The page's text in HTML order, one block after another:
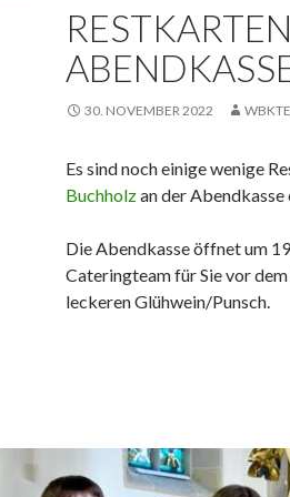
30. NOVEMBER 2022
Es sind noch einige wenige
Buchholzan der
Die Abendkasse öffnet um
Cateringteam für Sie vor
leckeren Glühwein/Punsch.